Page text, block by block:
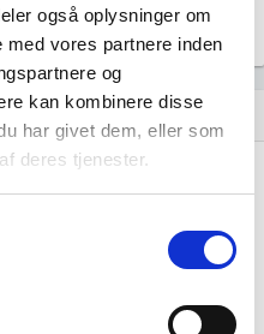
også oplysninger om
vores partnere inden
og
kan kombinere disse
har givet dem, eller som
deres tjenester.
S/I har ikke haft